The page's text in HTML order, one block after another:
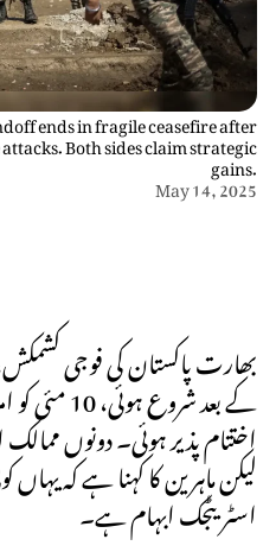
ends in fragile ceasefire after
Both sides claim strategic
gains.
May 14, 2025
کے بعد شروع
اختتام پذیر ہوئی۔ دونوں
لیکن ماہرین کا کہنا ہے کہ یہاں
اسٹریٹجک ابہام ہے۔